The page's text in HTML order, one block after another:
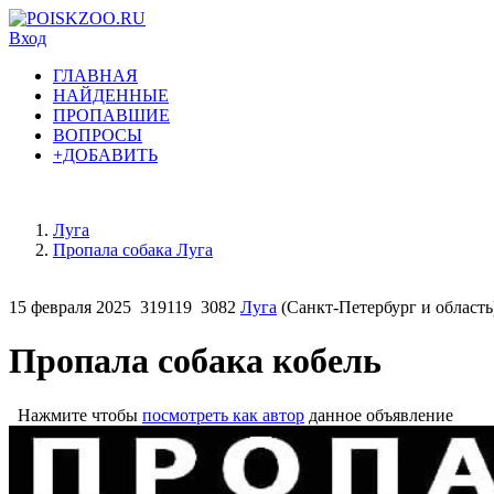
Вход
ГЛАВНАЯ
НАЙДЕННЫЕ
ПРОПАВШИЕ
ВОПРОСЫ
+ДОБАВИТЬ
Луга
Пропала собака Луга
15 февраля 2025 319119 3082 Луга (Санкт-Петербург и
Пропала собака кобель
Нажмите чтобы посмотреть как автор данное объявление